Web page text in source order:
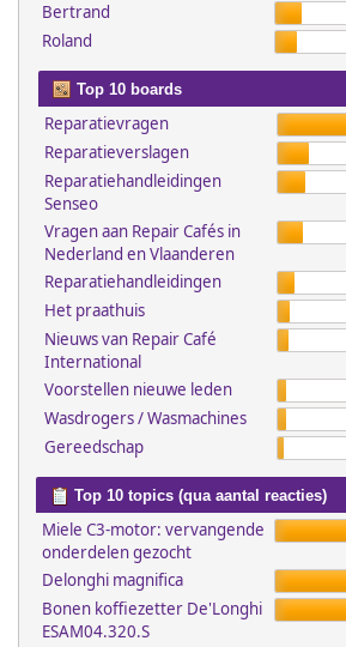
Bertrand
Roland
Top 10 boards
Reparatievragen
Reparatieverslagen
Reparatiehandleidingen
Senseo
Vragen aan Repair Cafés in
Nederland en Vlaanderen
Reparatiehandleidingen
Het praathuis
Nieuws van Repair Café
International
Voorstellen nieuwe leden
Wasdrogers / Wasmachines
Gereedschap
Top 10 topics (qua aantal reacties)
Miele C3-motor: vervangende
onderdelen gezocht
Delonghi magnifica
Bonen koffiezetter De'Longhi
ESAM04.320.S